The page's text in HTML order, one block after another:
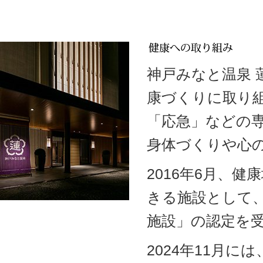
神戸みなと温泉
康づくりに取り
「応急」など
身体づくりや心
2016年6月、健
きる施設として
施設」の認定を
2024年11月には